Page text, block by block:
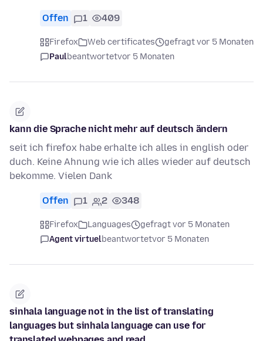
Offen 1 409
Firefox Web certificates
gefragt vor 5 Monaten
Paulbeantwortetvor 5 Monaten
kann die Sprache nicht mehr auf deutsch ändern
seit ich firefox habe erhalte ich alles in english oder
duch. Keine Ahnung wie ich alles wieder auf deutsch
bekomme. Vielen Dank
Offen 1 2 348
Firefox Languages
gefragt vor 5 Monaten
Agent virtuelbeantwortetvor 5 Monaten
sinhala language not in the list of translating
languages but sinhala language can use for